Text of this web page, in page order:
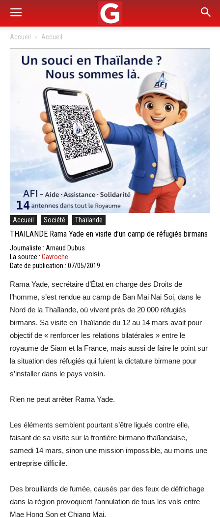
Accueil Accueil
Accueil Société Thaïlande
THAILANDE Rama Yade en visite d’un camp de réfugiés birmans
Journaliste : Arnaud Dubus
La source : Gavroche
Date de publication : 07/05/2019
Rama Yade, secrétaire d’État en charge des Droits de
l’homme, s’est rendue au camp de Ban Mai Nai Soi, dans le
Nord de la Thaïlande, où vivent près de 20 000 réfugiés
birmans. Sa visite en Thaïlande du 12 au 14 mars avait pour
objectif de « renforcer les relations bilatérales » entre le
royaume de Siam et la France, mais aussi de faire le point sur
la situation des réfugiés qui fuient la dictature birmane pour
s’installer dans le pays voisin.
Rien ne peut arrêter Rama Yade.
Les éléments semblent pourtant s’être ligués contre elle,
faisant de sa visite sur la frontière birmano thaïlandaise,
samedi 14 mars, sinon une mission impossible, au moins une
entreprise difficile.
Des brouillards de fumée, causés par des feux de défrichage
dans la région provoquent l’annulation de tous les vols entre
Mae Hong Son et Chiang Mai.